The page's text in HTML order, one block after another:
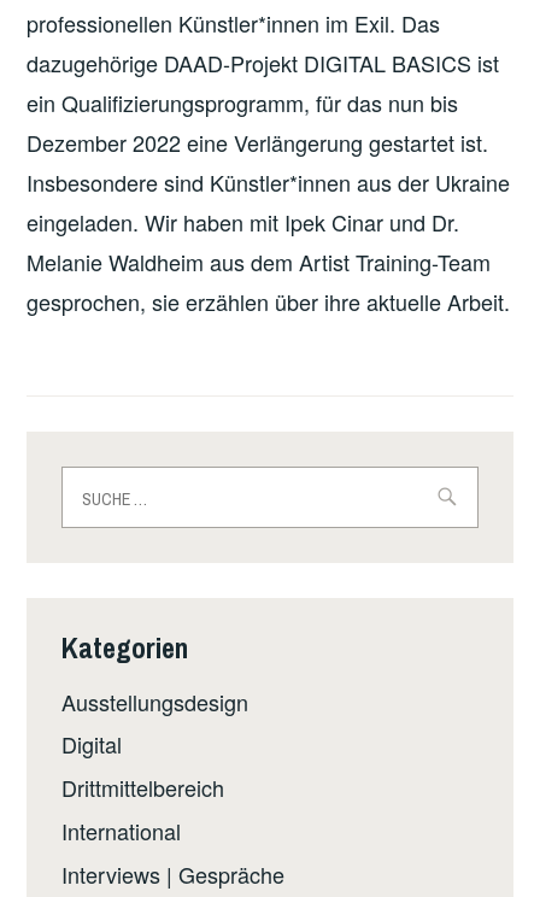
professionellen Künstler*innen im Exil. Das
dazugehörige DAAD-Projekt DIGITAL BASICS ist
ein Qualifizierungsprogramm, für das nun bis
Dezember 2022 eine Verlängerung gestartet ist.
Insbesondere sind Künstler*innen aus der Ukraine
eingeladen. Wir haben mit Ipek Cinar und Dr.
Melanie Waldheim aus dem Artist Training-Team
gesprochen, sie erzählen über ihre aktuelle Arbeit.
nach:
Kategorien
Ausstellungsdesign
Digital
Drittmittelbereich
International
Interviews | Gespräche